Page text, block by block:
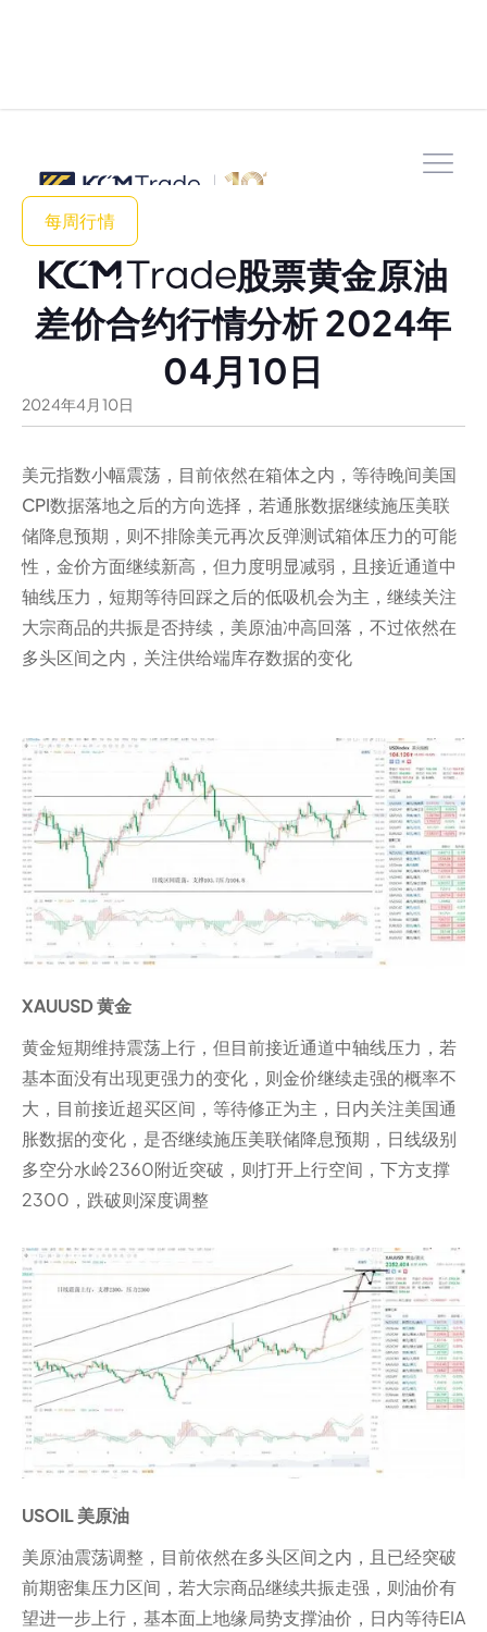
每周行情
股票黄金原油
差价合约行情分析 2024年
04月10日
2024年4 月 10日
美元指数小幅震荡，目前依然在箱体之内，等待晚间美国
CPI数据落地之后的方向选择，若通胀数据继续施压美联
储降息预期，则不排除美元再次反弹测试箱体压力的可能
性，金价方面继续新高，但力度明显减弱，且接近通道中
轴线压力，短期等待回踩之后的低吸机会为主，继续关注
大宗商品的共振是否持续，美原油冲高回落，不过依然在
多头区间之内，关注供给端库存数据的变化
XAUUSD 黄金
黄金短期维持震荡上行，但目前接近通道中轴线压力，若
基本面没有出现更强力的变化，则金价继续走强的概率不
大，目前接近超买区间，等待修正为主，日内关注美国通
胀数据的变化，是否继续施压美联储降息预期，日线级别
多空分水岭2360附近突破，则打开上行空间，下方支撑
2300，跌破则深度调整
USOIL 美原油
美原油震荡调整，目前依然在多头区间之内，且已经突破
前期密集压力区间，若大宗商品继续共振走强，则油价有
望进一步上行，基本面上地缘局势支撑油价，日内等待EIA